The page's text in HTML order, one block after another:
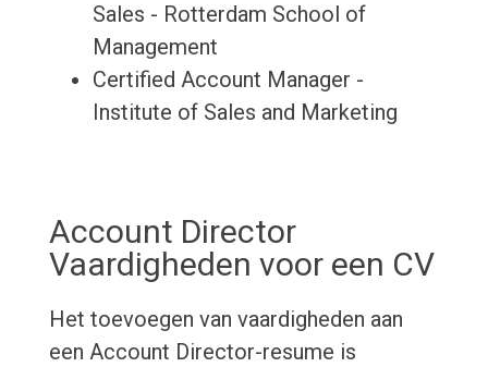
Sales - Rotterdam School of
Management
Certified Account Manager -
Institute of Sales and Marketing
Account Director
Vaardigheden voor een CV
Het toevoegen van vaardigheden aan
een Account Director-resume is